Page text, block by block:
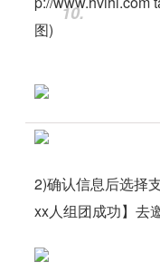
图)
2)确认信息后选择
xx人组团成功】去
10.